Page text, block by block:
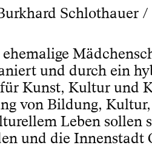
Schlothauer
und durch ein
Kunst, Kultur und
von Bildung,
Leben sollen
und die Innenstadt